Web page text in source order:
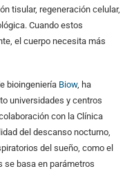
tisular, regeneración celular,
Cuando estos
el cuerpo necesita más
bioingeniería Biow, ha
universidades y centros
con la Clínica
del descanso nocturno,
del sueño, como el
se basa en parámetros